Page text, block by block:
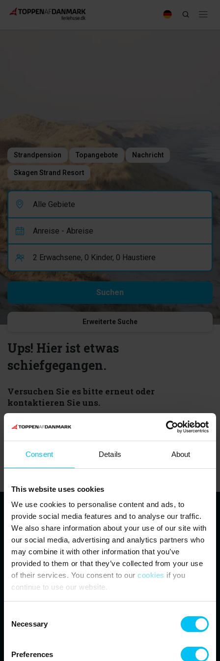
Consent Details About
This website uses cookies
We use cookies to personalise content and ads, to
provide social media features and to analyse our traffic.
We also share information about your use of our site with
our social media, advertising and analytics partners who
may combine it with other information that you’ve
provided to them or that they’ve collected from your use
of their services. You consent to our cookies if you
continue to use our website.
Selection
Necessary
Preferences
Strandpension Topangebote Nachricht
Skagen Strand Resort
Erweiterte Suche
Ups! Hier ist etwas
schiefgegangen.
Versuchen Sie es bitte erneut oder
kontaktieren Sie uns.
Starten Sie eine neue Suche oder nutzen Sie einen dieser Links:
Startseite
Toppen af Danmark
Vestre Strandvej 10
DK-9990 Skagen
info@feriehuse.dk
+45 98 48 86 55